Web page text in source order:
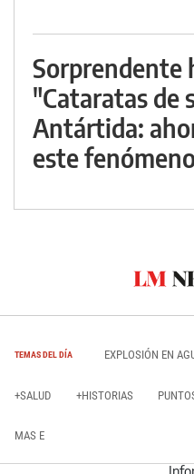
Sorprendente
"Cataratas de
Antártida:
este
TEMAS DEL DÍA EXPLOSIÓN EN
+SALUD +HISTORIAS
MAS E